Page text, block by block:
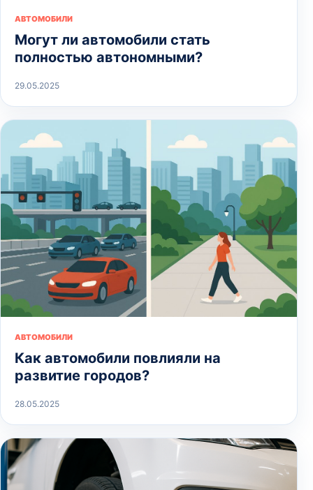
АВТОМОБИЛИ
Могут ли автомобили стать
полностью автономными?
29.05.2025
АВТОМОБИЛИ
Как автомобили повлияли на
развитие городов?
28.05.2025